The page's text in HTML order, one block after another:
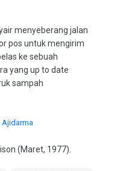
menyeberang jalan
pos untuk mengirim
ke sebuah
yang up to date
sampah
Ajidarma
(Maret, 1977).